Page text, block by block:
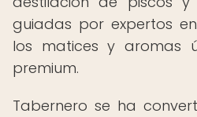
guiadas por expertos
los matices y aromas
premium.
Tabernero se ha